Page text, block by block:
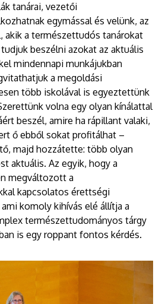
tanárai, vezetői
egymással és velünk, az
akik a természettudós tanárokat
beszélni azokat az aktuális
mindennapi munkájukban
a megoldási
több iskolával is egyeztettünk
volna egy olyan kínálattal
beszél, amire ha rápillant valaki,
ő ebből sokat profitálhat –
majd hozzátette: több olyan
aktuális. Az egyik, hogy a
megváltozott a
kapcsolatos érettségi
komoly kihívás elé állítja a
természettudományos tárgy
is egy roppant fontos kérdés.